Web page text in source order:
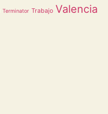
Terminator Trabajo Valencia